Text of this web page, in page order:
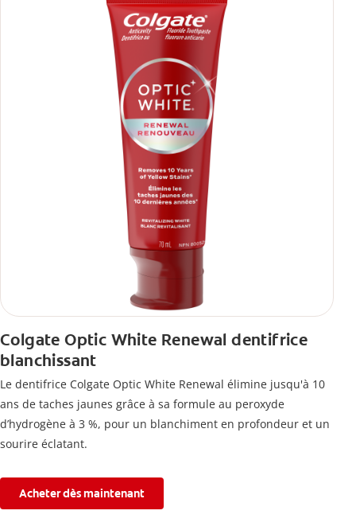
Colgate Optic White Renewal dentifrice
blanchissant
Le dentifrice Colgate Optic White Renewal élimine jusqu'à 10
ans de taches jaunes grâce à sa formule au peroxyde
d’hydrogène à 3 %, pour un blanchiment en profondeur et un
sourire éclatant.
Acheter dès maintenant